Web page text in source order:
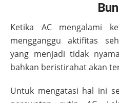
Ketika AC mengalami
mengganggu aktifitas
yang menjadi tidak
bahkan beristirahat akan
Untuk mengatasi hal ini